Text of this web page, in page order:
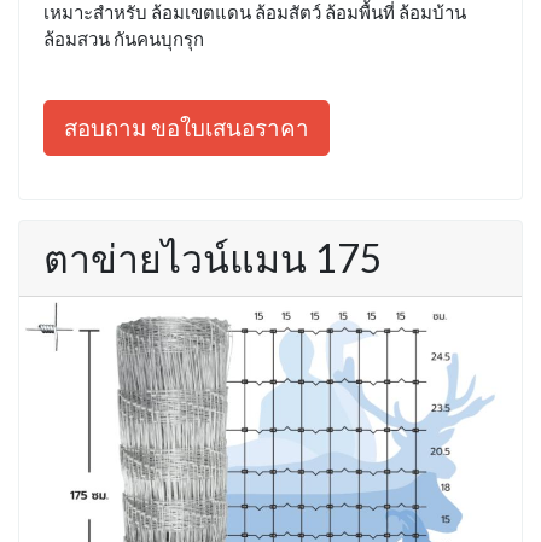
เหมาะสำหรับ ล้อมเขตแดน ล้อมสัตว์ ล้อมพื้นที่ ล้อมบ้าน
ล้อมสวน กันคนบุกรุก
สอบถาม ขอใบเสนอราคา
ตาข่ายไวน์แมน 175